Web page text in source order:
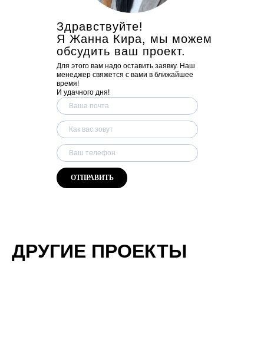
ОТПРАВИТЬ
Здравствуйте!
Я Жанна Кира, мы можем
обсудить ваш проект.
Для этого вам надо оставить заявку. Наш
менеджер свяжется с вами в ближайшее
время!
И удачного дня!
ДРУГИЕ ПРОЕКТЫ